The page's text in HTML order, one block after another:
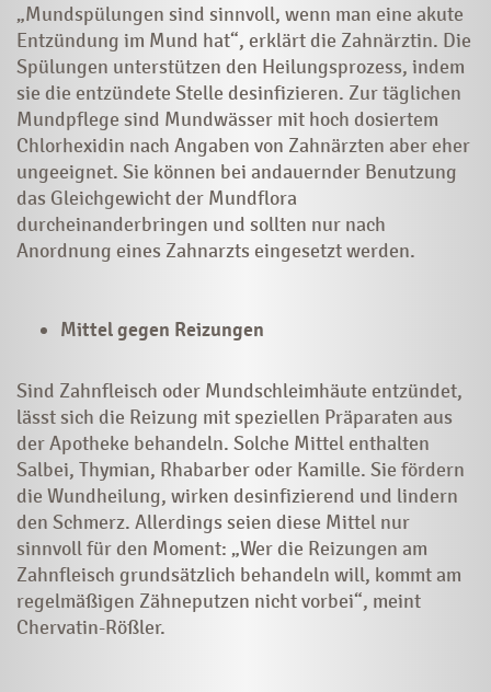
„Mundspülungen sind sinnvoll, wenn man eine akute
Entzündung im Mund hat“, erklärt die Zahnärztin. Die
Spülungen unterstützen den Heilungsprozess, indem
sie die entzündete Stelle desinfizieren. Zur täglichen
Mundpflege sind Mundwässer mit hoch dosiertem
Chlorhexidin nach Angaben von Zahnärzten aber eher
ungeeignet. Sie können bei andauernder Benutzung
das Gleichgewicht der Mundflora
durcheinanderbringen und sollten nur nach
Anordnung eines Zahnarzts eingesetzt werden.
Mittel gegen Reizungen
Sind Zahnfleisch oder Mundschleimhäute entzündet,
lässt sich die Reizung mit speziellen Präparaten aus
der Apotheke behandeln. Solche Mittel enthalten
Salbei, Thymian, Rhabarber oder Kamille. Sie fördern
die Wundheilung, wirken desinfizierend und lindern
den Schmerz. Allerdings seien diese Mittel nur
sinnvoll für den Moment: „Wer die Reizungen am
Zahnfleisch grundsätzlich behandeln will, kommt am
regelmäßigen Zähneputzen nicht vorbei“, meint
Chervatin-Rößler.